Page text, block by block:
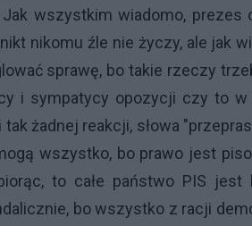
wszystkim wiadomo, prezes
nikomu źle nie życzy, ale jak
sprawę, bo takie rzeczy
i sympatycy opozycji czy to
żadnej reakcji, słowa
wszystko, bo prawo jest
to całe państwo PIS jest
bo wszystko z racji